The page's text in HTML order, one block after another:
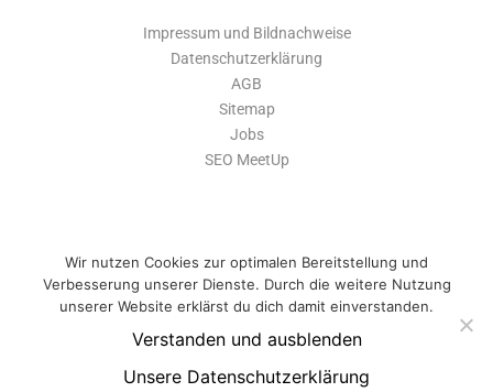
Impressum und Bildnachweise
Datenschutzerklärung
AGB
Sitemap
Jobs
SEO MeetUp
PageRangers ist eine Software-Suite, die dir alle Tools bietet um deine
Wir nutzen Cookies zur optimalen Bereitstellung und
Verbesserung unserer Dienste. Durch die weitere Nutzung
unserer Website erklärst du dich damit einverstanden.
Verstanden und ausblenden
Unsere Datenschutzerklärung